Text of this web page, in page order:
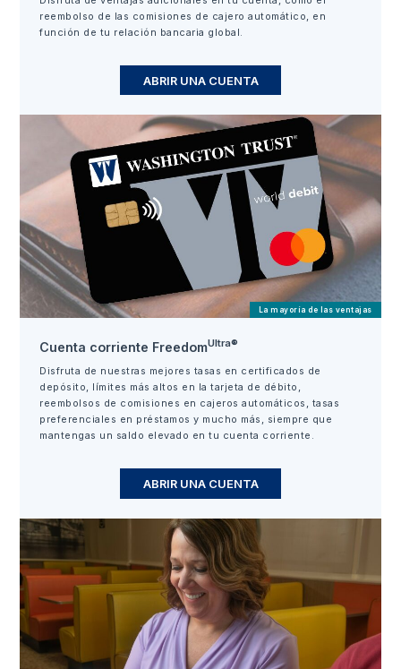
reembolso de las comisiones de cajero automático, en
función de tu relación bancaria global.
ABRIR UNA CUENTA
La mayoría de las ventajas
Cuenta corriente FreedomUltra®
Disfruta de nuestras mejores tasas en certificados de
depósito, límites más altos en la tarjeta de débito,
reembolsos de comisiones en cajeros automáticos, tasas
preferenciales en préstamos y mucho más, siempre que
mantengas un saldo elevado en tu cuenta corriente.
ABRIR UNA CUENTA